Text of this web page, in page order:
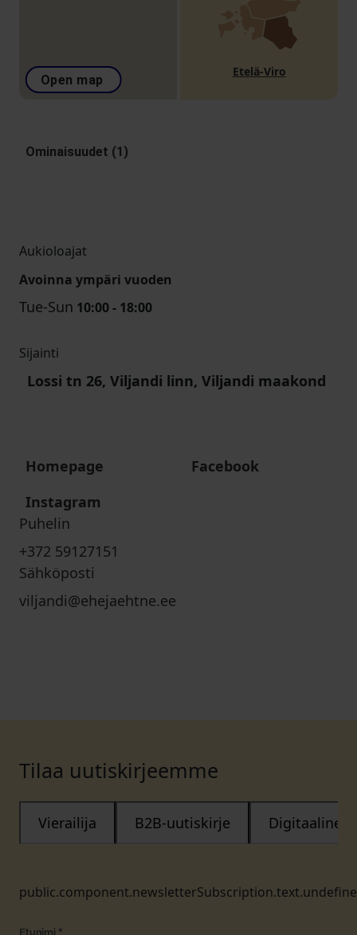
Open map
Etelä-Viro
Ominaisuudet (1)
Aukioloajat
Avoinna ympäri vuoden
Tue-Sun 10:00 - 18:00
Sijainti
Lossi tn 26, Viljandi linn, Viljandi maakond
Homepage
Facebook
Instagram
Puhelin
+372 59127151
Sähköposti
viljandi@ehejaehtne.ee
Tilaa uutiskirjeemme
Vierailija B2B-uutiskirje Digitaalinen